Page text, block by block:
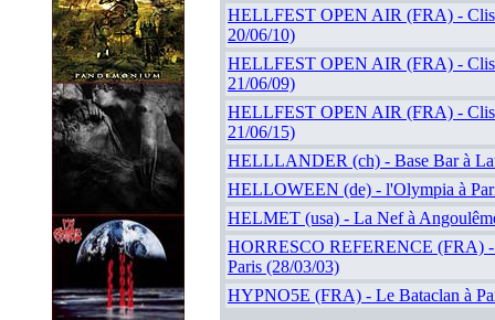
HELLFEST OPEN AIR (FRA) -
20/06/10)
HELLFEST OPEN AIR (FRA) -
21/06/09)
HELLFEST OPEN AIR (FRA) -
21/06/15)
HELLLANDER (ch) - Base Bar à
HELLOWEEN (de) - l'Olympia à
HELMET (usa) - La Nef à
HORRESCO REFERENCE (FRA)
Paris (28/03/03)
HYPNO5E (FRA) - Le Bataclan à